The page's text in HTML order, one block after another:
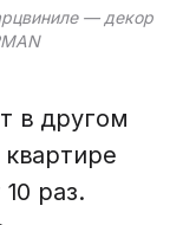
— декор
в другом
раз.